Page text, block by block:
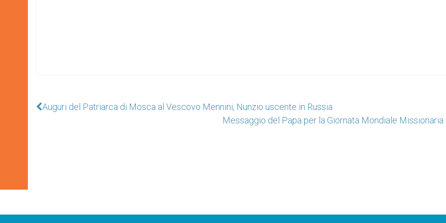
Auguri del Patriarca di Mosca al Vescovo Mennini, Nunzio uscente in Russia
Messaggio del Papa per la Giornata Mondiale